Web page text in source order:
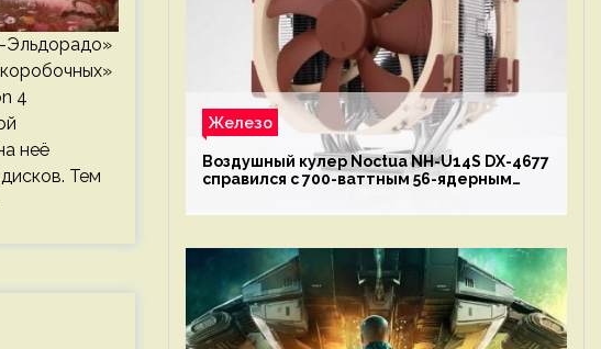
Эльдорадо»
4
неё
Тем
Железо
Воздушный кулер Noctua NH-U14S DX-4677
справился с 700-ваттным 56-ядерным